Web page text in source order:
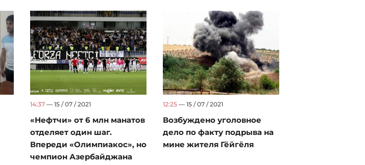
14:37 — 15 / 07 / 2021
«Нефтчи» от 6 млн манатов
отделяет один шаг.
Впереди «Олимпиакос», но
чемпион Азербайджана
12:25 — 15 / 07 / 2021
Возбуждено уголовное
дело по факту подрыва на
мине жителя Гёйгёля